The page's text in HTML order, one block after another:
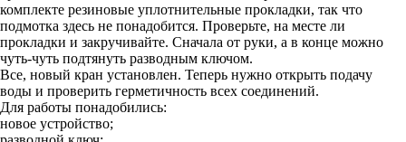
комплекте резиновые уплотнительные прокладки, так что
подмотка здесь не понадобится. Проверьте, на месте ли
прокладки и закручивайте. Сначала от руки, а в конце можно
чуть-чуть подтянуть разводным ключом.
Все, новый кран установлен. Теперь нужно открыть подачу
воды и проверить герметичность всех соединений.
Для работы понадобились:
новое устройство;